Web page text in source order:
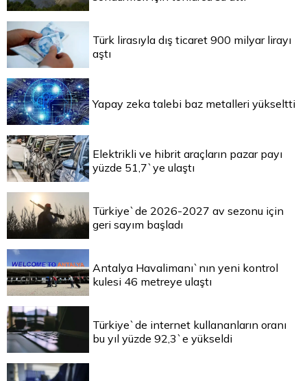
Türk lirasıyla dış ticaret 900 milyar lirayı
aştı
Yapay zeka talebi baz metalleri yükseltti
Elektrikli ve hibrit araçların pazar payı
yüzde 51,7`ye ulaştı
Türkiye`de 2026-2027 av sezonu için
geri sayım başladı
Antalya Havalimanı`nın yeni kontrol
kulesi 46 metreye ulaştı
Türkiye`de internet kullananların oranı
bu yıl yüzde 92,3`e yükseldi